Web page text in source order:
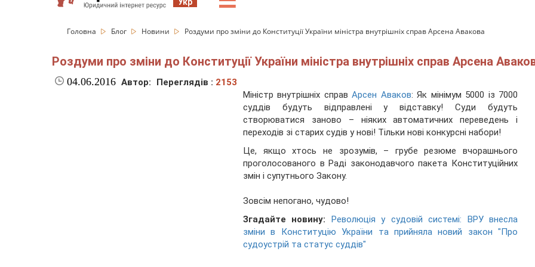
Головна Блог Новини Роздуми про зміни до Конституції України міністра внутрішніх справ Арсена Авакова
Роздуми про зміни до Конституції України міністра внутрішніх справ Арсена
04.06.2016 Автор: Переглядів : 2153
Міністр внутрішніх справАрсен Аваков: Як мінімум 5000 із 7000
суддів будуть відправлені у відставку! Суди будуть
створюватися заново – ніяких автоматичних переведень і
переходів зі старих судів у нові! Тільки нові конкурсні набори!
Це, якщо хтось не зрозумів, – грубе резюме вчорашнього
проголосованого в Раді законодавчого пакета Конституційних
змін і супутнього Закону.
Зовсім непогано, чудово!
Згадайте новину:
Революція у судовій системі: ВРУ внесла
зміни в Конституцію України та прийняла новий закон "Про
судоустрій та статус суддів"